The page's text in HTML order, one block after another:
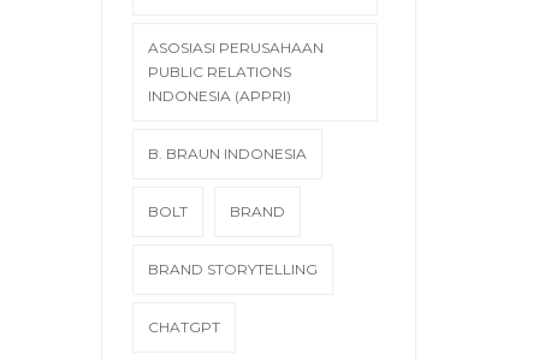
ASOSIASI PERUSAHAAN
PUBLIC RELATIONS
INDONESIA (APPRI)
B. BRAUN INDONESIA
BOLT BRAND
BRAND STORYTELLING
CHATGPT